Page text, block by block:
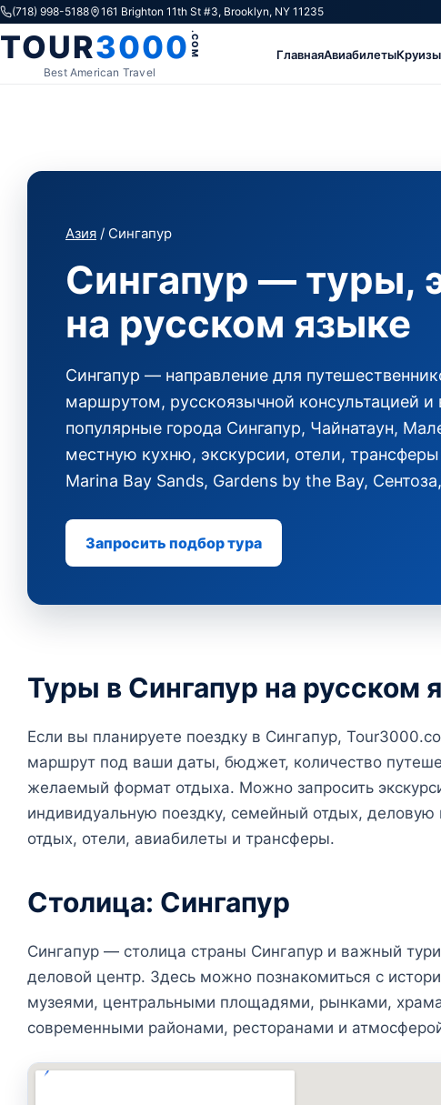
Skip to content
(718) 998-5188 161 Brighton 11th St #3, Brooklyn, NY 11235
TOUR3000.COM
Best American Travel
ГлавнаяАвиабилетыКруизы
Азия / Сингапур
Сингапур — туры,
на русском языке
Сингапур — направление для
маршрутом, русскоязычной консультацией
популярные города Сингапур, Чайнатаун,
местную кухню, экскурсии, отели,
Marina Bay Sands, Gardens by the Bay,
Запросить подбор тура
Туры в Сингапур на русском
Если вы планируете поездку в Сингапур,
маршрут под ваши даты, бюджет, количество
желаемый формат отдыха. Можно запросить
индивидуальную поездку, семейный отдых, деловую
отдых, отели, авиабилеты и трансферы.
Столица: Сингапур
Сингапур — столица страны Сингапур и важный
деловой центр. Здесь можно познакомиться с
музеями, центральными площадями, рынками,
современными районами, ресторанами и